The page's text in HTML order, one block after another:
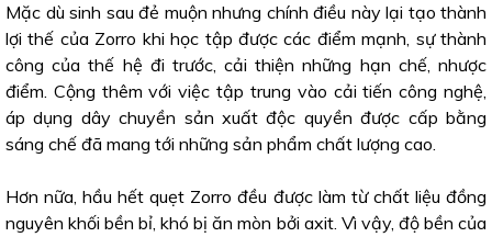
Mặc dù sinh sau đẻ muộn nhưng chính điều này lại tạo thành
lợi thế của Zorro khi học tập được các điểm mạnh, sự thành
công của thế hệ đi trước, cải thiện những hạn chế, nhược
điểm. Cộng thêm với việc tập trung vào cải tiến công nghệ,
áp dụng dây chuyền sản xuất độc quyền được cấp bằng
sáng chế đã mang tới những sản phẩm chất lượng cao.
Hơn nữa, hầu hết quẹt Zorro đều được làm từ chất liệu đồng
nguyên khối bền bỉ, khó bị ăn mòn bởi axit. Vì vậy, độ bền của